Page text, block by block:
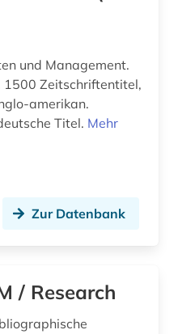
berufliche weiterbildung (1)
und Management.
Zeitschriftentitel,
amerikan.
Titel. Mehr
Zur Datenbank
/ Research